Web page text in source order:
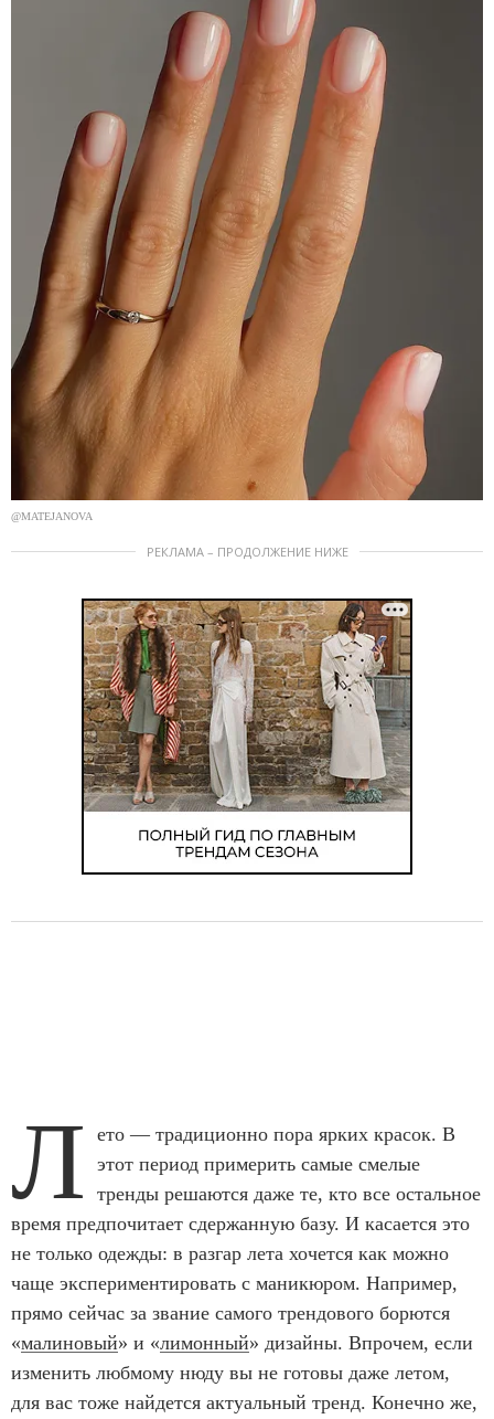
@MATEJANOVA
РЕКЛАМА – ПРОДОЛЖЕНИЕ НИЖЕ
Л
ето — традиционно пора ярких красок. В
этот период примерить самые смелые
тренды решаются даже те, кто все остальное
время предпочитает сдержанную базу. И касается это
не только одежды: в разгар лета хочется как можно
чаще экспериментировать с маникюром. Например,
прямо сейчас за звание самого трендового борются
«малиновый» и «лимонный» дизайны. Впрочем, если
изменить любмому нюду вы не готовы даже летом,
для вас тоже найдется актуальный тренд. Конечно же,